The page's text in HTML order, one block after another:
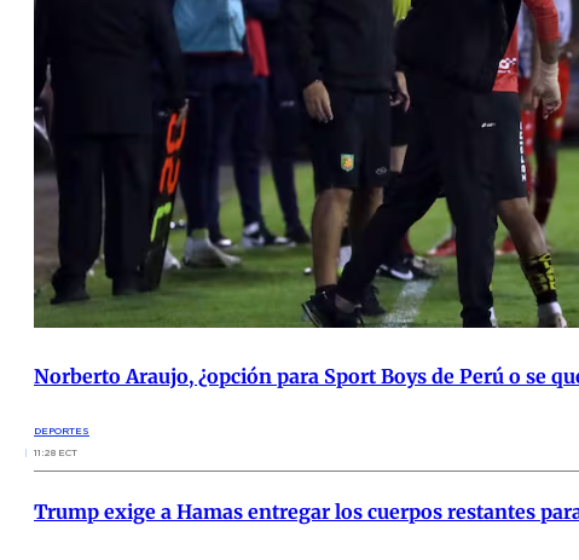
Norberto Araujo, ¿opción para Sport Boys de Perú o se
DEPORTES
11:28 ECT
Trump exige a Hamas entregar los cuerpos restantes